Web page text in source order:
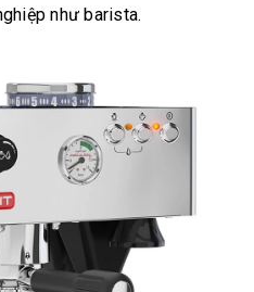
như barista.